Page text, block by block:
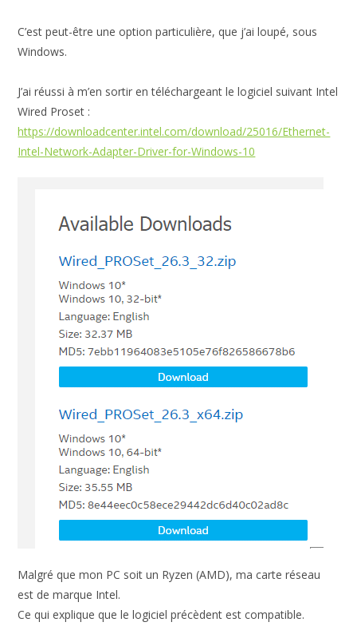
C’est peut-être une option particulière, que j’ai loupé, sous
Windows.
J’ai réussi à m’en sortir en téléchargeant le logiciel suivant Intel
Wired Proset :
https://downloadcenter.intel.com/download/25016/Ethernet-
Intel-Network-Adapter-Driver-for-Windows-10
Malgré que mon PC soit un Ryzen (AMD), ma carte réseau
est de marque Intel.
Ce qui explique que le logiciel précèdent est compatible.